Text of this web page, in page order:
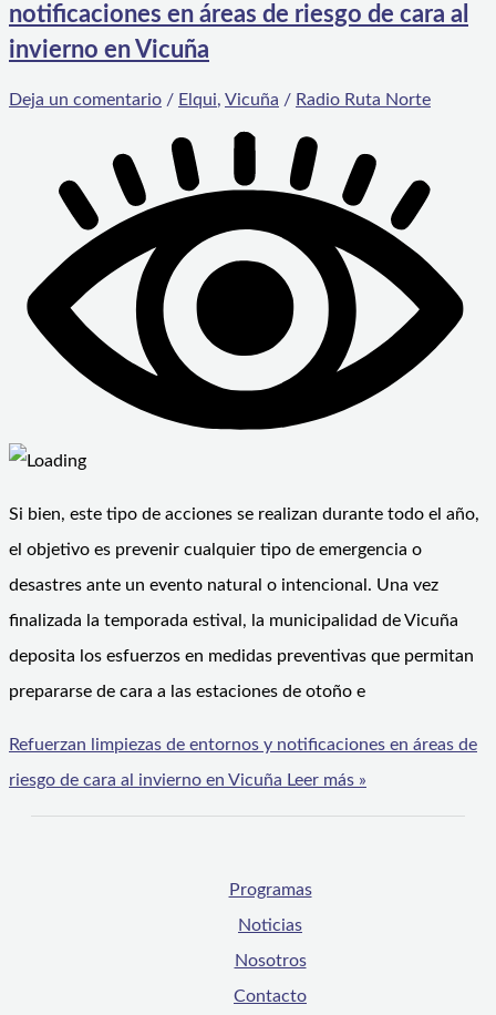
notificaciones en áreas de riesgo de cara al
invierno en Vicuña
Deja un comentario / Elqui, Vicuña / Radio Ruta Norte
Si bien, este tipo de acciones se realizan durante todo el año,
el objetivo es prevenir cualquier tipo de emergencia o
desastres ante un evento natural o intencional. Una vez
finalizada la temporada estival, la municipalidad de Vicuña
deposita los esfuerzos en medidas preventivas que permitan
prepararse de cara a las estaciones de otoño e
Refuerzan limpiezas de entornos y notificaciones en áreas de
riesgo de cara al invierno en Vicuña Leer más »
Programas
Noticias
Nosotros
Contacto